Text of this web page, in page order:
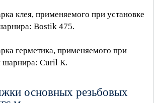
клея, применяемого при установке
Bostik 475.
герметика, применяемого при
шарнира: Curil К.
основных резьбовых